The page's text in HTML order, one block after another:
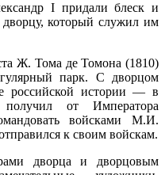
I придали блеск и
который служил им
Ж. Тома де Томона (1810)
парк. С дворцом
российской истории — в
от Императора
войсками М.И.
к своим войскам.
дворца и дворцовым